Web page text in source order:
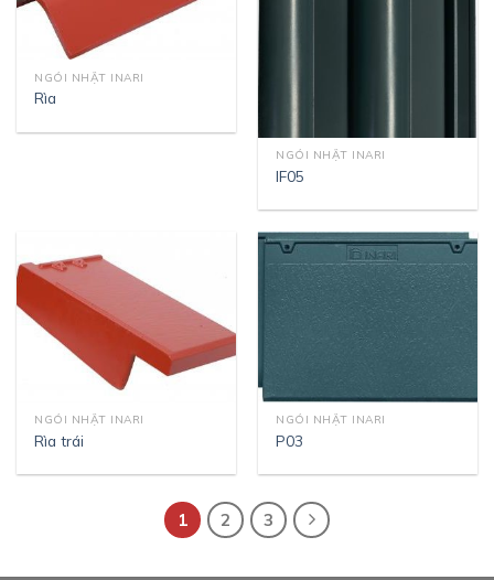
NGÓI NHẬT INARI
Rìa
NGÓI NHẬT INARI
IF05
NGÓI NHẬT INARI
Rìa trái
NGÓI NHẬT INARI
P03
1 2 3